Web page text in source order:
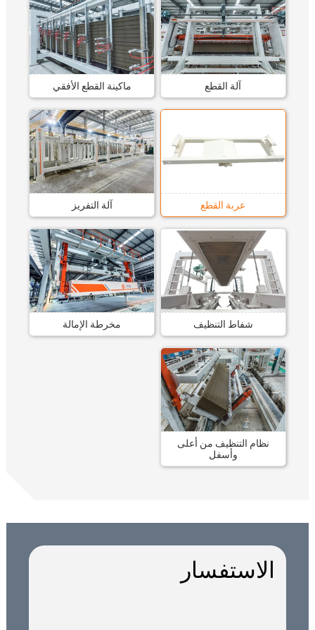
آلة القطع ماكينة القطع الأفقي
عربة القطع آلة التفريز
شفاط التنظيف مخرطة الإمالة
نظام التنظيف من أعلى
وأسفل
الاستفسار